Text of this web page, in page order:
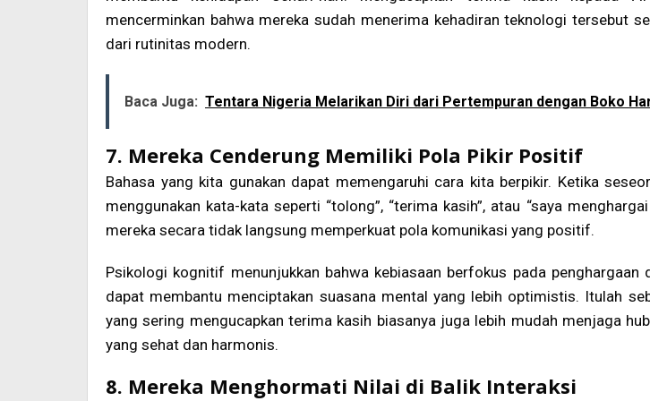
mencerminkan bahwa mereka sudah menerima kehadiran teknologi tersebut
dari rutinitas modern.
Baca Juga: Tentara Nigeria Melarikan Diri dari Pertempuran dengan Boko
7. Mereka Cenderung Memiliki Pola Pikir Positif
Bahasa yang kita gunakan dapat memengaruhi cara kita berpikir. Ketika
menggunakan kata-kata seperti “tolong”, “terima kasih”, atau “saya
mereka secara tidak langsung memperkuat pola komunikasi yang positif.
Psikologi kognitif menunjukkan bahwa kebiasaan berfokus pada penghargaan
dapat membantu menciptakan suasana mental yang lebih optimistis. Itulah
yang sering mengucapkan terima kasih biasanya juga lebih mudah menjaga
yang sehat dan harmonis.
8. Mereka Menghormati Nilai di Balik Interaksi